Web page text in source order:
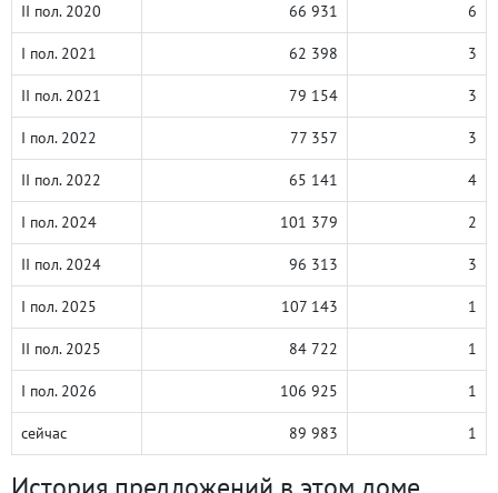
II пол. 2020 66 931 6
I пол. 2021 62 398 3
II пол. 2021 79 154 3
I пол. 2022 77 357 3
II пол. 2022 65 141 4
I пол. 2024 101 379 2
II пол. 2024 96 313 3
I пол. 2025 107 143 1
II пол. 2025 84 722 1
I пол. 2026 106 925 1
сейчас 89 983 1